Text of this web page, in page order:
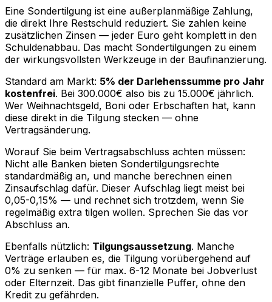
Eine Sondertilgung ist eine außerplanmäßige Zahlung,
die direkt Ihre Restschuld reduziert. Sie zahlen keine
zusätzlichen Zinsen — jeder Euro geht komplett in den
Schuldenabbau. Das macht Sondertilgungen zu einem
der wirkungsvollsten Werkzeuge in der Baufinanzierung.
Standard am Markt: 5% der Darlehenssumme pro Jahr
kostenfrei. Bei 300.000€ also bis zu 15.000€ jährlich.
Wer Weihnachtsgeld, Boni oder Erbschaften hat, kann
diese direkt in die Tilgung stecken — ohne
Vertragsänderung.
Worauf Sie beim Vertragsabschluss achten müssen:
Nicht alle Banken bieten Sondertilgungsrechte
standardmäßig an, und manche berechnen einen
Zinsaufschlag dafür. Dieser Aufschlag liegt meist bei
0,05-0,15% — und rechnet sich trotzdem, wenn Sie
regelmäßig extra tilgen wollen. Sprechen Sie das vor
Abschluss an.
Ebenfalls nützlich: Tilgungsaussetzung. Manche
Verträge erlauben es, die Tilgung vorübergehend auf
0% zu senken — für max. 6-12 Monate bei Jobverlust
oder Elternzeit. Das gibt finanzielle Puffer, ohne den
Kredit zu gefährden.